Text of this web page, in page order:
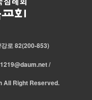
로 82(200-853)
/
All Right Reserved.